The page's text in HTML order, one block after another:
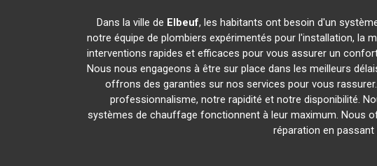
Dans la ville de Elbeuf, les habitants ont besoin d'un
notre équipe de plombiers expérimentés pour l'installation, la
interventions rapides et efficaces pour vous assurer un
Nous nous engageons à être sur place dans les meilleurs
offrons des garanties sur nos services pour vous
professionnalisme, notre rapidité et notre disponibilité.
systèmes de chauffage fonctionnent à leur maximum. Nous
réparation en